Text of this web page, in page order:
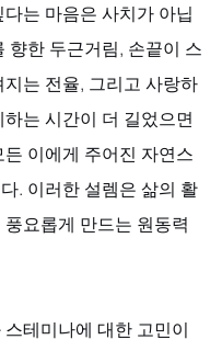
는 마음은 사치가 아닙
향한 두근거림, 손끝이 스
는 전율, 그리고 사랑하
는 시간이 더 길었으면
이에게 주어진 자연스
. 이러한 설렘은 삶의 활
요롭게 만드는 원동력
스테미나에 대한 고민이